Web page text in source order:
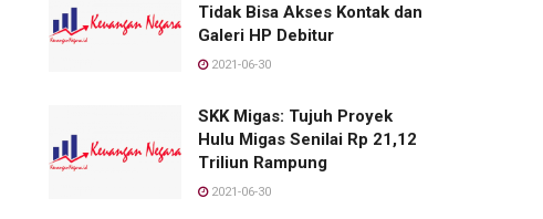
Tidak Bisa Akses Kontak dan
Galeri HP Debitur
2021-06-30
SKK Migas: Tujuh Proyek
Hulu Migas Senilai Rp 21,12
Triliun Rampung
2021-06-30